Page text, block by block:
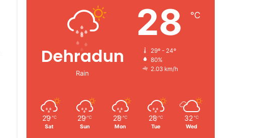
Dehradun
Rain
28 ℃
29º - 24º
80%
2.03 km/h
29 ℃
Sat
29 ℃
Sun
28 ℃
Mon
28 ℃
Tue
32 ℃
Wed